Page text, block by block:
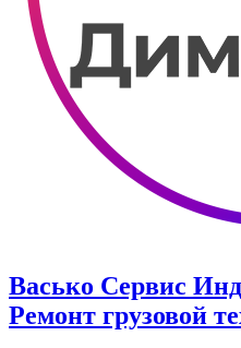
Васько Сервис
Ремонт грузовой